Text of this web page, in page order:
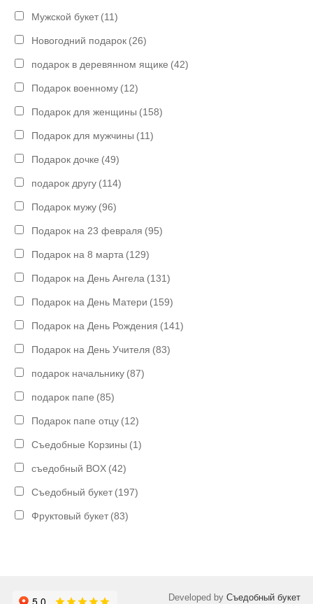
Мужской букет (11)
Новогодний подарок (26)
подарок в деревянном ящике (42)
Подарок военному (12)
Подарок для женщины (158)
Подарок для мужчины (11)
Подарок дочке (49)
подарок другу (114)
Подарок мужу (96)
Подарок на 23 февраля (95)
Подарок на 8 марта (129)
Подарок на День Ангела (131)
Подарок на День Матери (159)
Подарок на День Рождения (141)
Подарок на День Учителя (83)
подарок начальнику (87)
подарок папе (85)
Подарок папе отцу (12)
Съедобные Корзины (1)
съедобный BOX (42)
Съедобный букет (197)
Фруктовый букет (83)
Developed byСъедобный букет